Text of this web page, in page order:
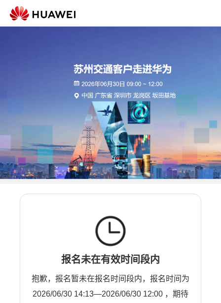
报名未在有效时间段内
抱歉，报名暂未在报名时间段内，报名时间为
2026/06/30 14:13—2026/06/30 12:00 ，期待